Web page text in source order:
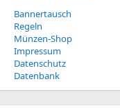
Bannertausch
Regeln
Münzen-Shop
Impressum
Datenschutz
Datenbank